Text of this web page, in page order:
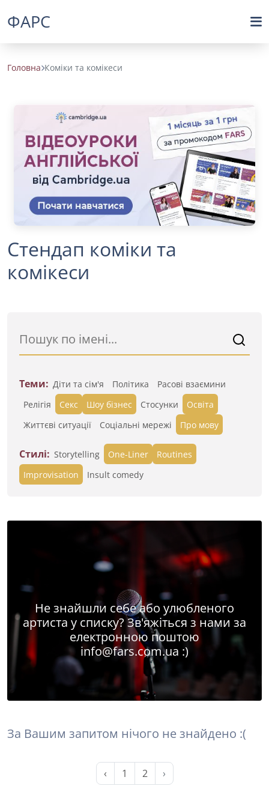
ФАРС
Головна Коміки та комікеси
Стендап коміки та
комікеси
Теми: Діти та сім'я Політика
Расові взаємини
Релігія
Секс Шоу бізнес Стосунки
Освіта
Життєві ситуації
Cоціальні мережі Про мову
Стилі: Storytelling One-Liner
Routines
Improvisation
Insult comedy
Не знайшли себе або улюбленого
артиста у списку? Зв'яжіться з нами за
електронною поштою
info@fars.com.ua :)
За Вашим запитом нічого не знайдено :(
‹ 1 2 ›